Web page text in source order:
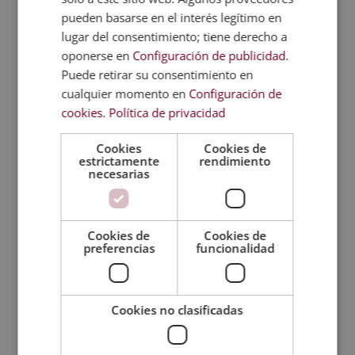
Máster en Gestión Financiera + Máster en
Análisis de Balances
2.380,00€
precio
era:
2.380,00€.
595,00€El
precio
actual
595,00€.
pueden basarse en el interés legítimo en
lugar del consentimiento; tiene derecho a
oponerse en Configuración de publicidad.
Puede retirar su consentimiento en
cualquier momento en Configuración de
cookies. Política de privacidad
Cookies
estrictamente
necesarias
Cookies de
rendimiento
Cookies de
preferencias
Cookies de
funcionalidad
Cookies no clasificadas